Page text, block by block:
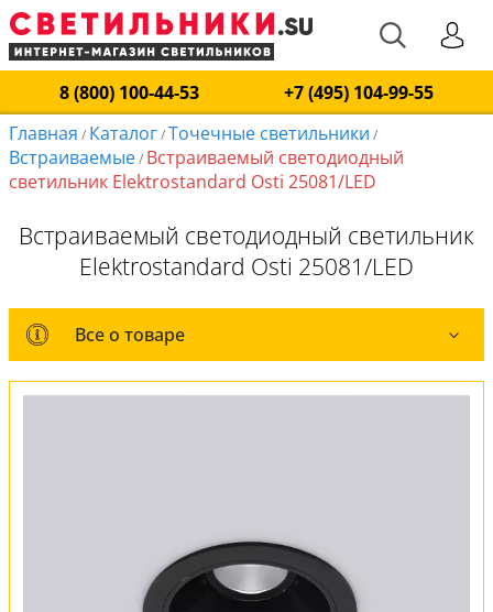
8 (800) 100-44-53
+7 (495) 104-99-55
Главная / Каталог/Точечные светильники /
Встраиваемые/ Встраиваемый светодиодный
светильник Elektrostandard Osti 25081/LED
Встраиваемый светодиодный светильник
Elektrostandard Osti 25081/LED
Все о товаре
Все о товаре
Оплата и доставка
Обмен и возврат